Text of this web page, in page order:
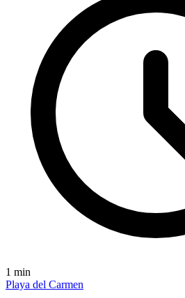
1 min
Playa del Carmen